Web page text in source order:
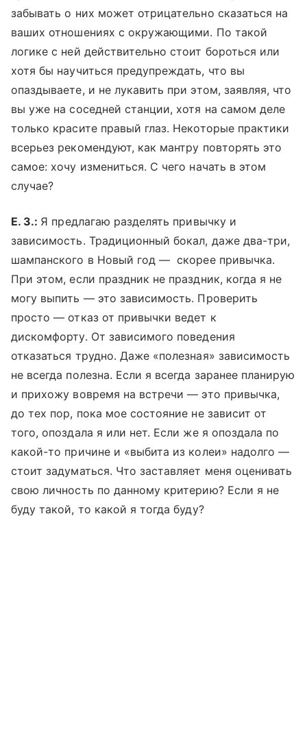
забывать о них может отрицательно сказаться на
ваших отношениях с окружающими. По такой
логике с ней действительно стоит бороться или
хотя бы научиться предупреждать, что вы
опаздываете, и не лукавить при этом, заявляя, что
вы уже на соседней станции, хотя на самом деле
только красите правый глаз. Некоторые практики
всерьез рекомендуют, как мантру повторять это
самое: хочу измениться. С чего начать в этом
случае?
Е. З.: Я предлагаю разделять привычку и
зависимость. Традиционный бокал, даже два-три,
шампанского в Новый год — скорее привычка.
При этом, если праздник не праздник, когда я не
могу выпить — это зависимость. Проверить
просто — отказ от привычки ведет к
дискомфорту. От зависимого поведения
отказаться трудно. Даже «полезная» зависимость
не всегда полезна. Если я всегда заранее планирую
и прихожу вовремя на встречи — это привычка,
до тех пор, пока мое состояние не зависит от
того, опоздала я или нет. Если же я опоздала по
какой-то причине и «выбита из колеи» надолго —
стоит задуматься. Что заставляет меня оценивать
свою личность по данному критерию? Если я не
буду такой, то какой я тогда буду?